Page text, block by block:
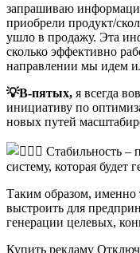
запрашиваю
приобрели продукт/
ушло в продажу. Эта
сколько эффективно
направлении мы идем
💡В-пятых, я всегда
инициативу по
новых путей
Таким образом, именно
выстроить для
генерации целевых,
Купить рекламу